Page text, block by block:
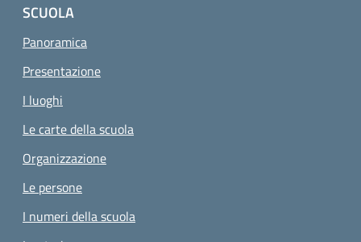
SCUOLA
Panoramica
Presentazione
I luoghi
Le carte della scuola
Organizzazione
Le persone
I numeri della scuola